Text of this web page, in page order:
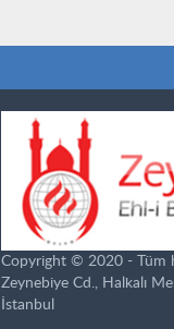
Copyright © 2020 - Tüm
Zeynebiye Cd., Halkalı
İstanbul